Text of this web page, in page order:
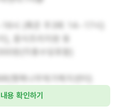
), 음식조리지원 등
용 확인하기